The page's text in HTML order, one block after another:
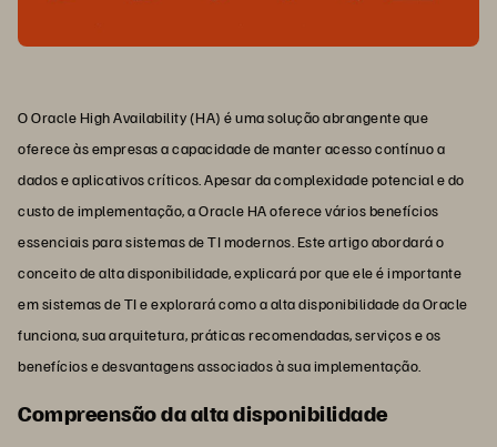
O Oracle High Availability (HA) é uma solução abrangente que
oferece às empresas a capacidade de manter acesso contínuo a
dados e aplicativos críticos. Apesar da complexidade potencial e do
custo de implementação, a Oracle HA oferece vários benefícios
essenciais para sistemas de TI modernos. Este artigo abordará o
conceito de alta disponibilidade, explicará por que ele é importante
em sistemas de TI e explorará como a alta disponibilidade da Oracle
funciona, sua arquitetura, práticas recomendadas, serviços e os
benefícios e desvantagens associados à sua implementação.
Compreensão da alta disponibilidade